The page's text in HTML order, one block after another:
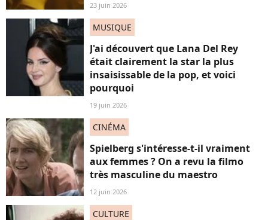
23 juin 2026
MUSIQUE
J'ai découvert que Lana Del Rey
était clairement la star la plus
insaisissable de la pop, et voici
pourquoi
19 juin 2026
CINÉMA
Spielberg s'intéresse-t-il vraiment
aux femmes ? On a revu la filmo
très masculine du maestro
12 juin 2026
CULTURE